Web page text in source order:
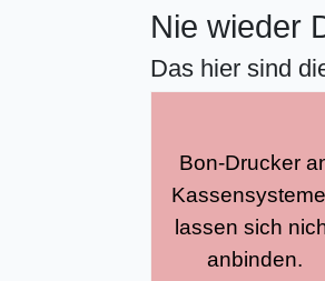
Nie wieder
Das hier sind
Bon-Drucker
lassen sich
anbinden.
Bon-Drucker